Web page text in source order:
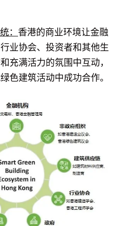
： 香港的商业环境让金融
业协会、投资者和其他生
充满活力的氛围中互动，
色建筑活动中成功合作。